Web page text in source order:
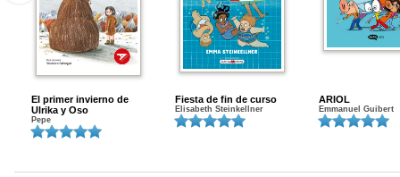
El primer invierno de
Ulrika y Oso
Pepe
Fiesta de fin de curso
Elisabeth Steinkellner
ARIOL
Emmanuel Guibert